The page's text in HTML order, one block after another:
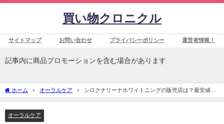
買い物クロニクル
サイトマップ お問い合わせ プライバシーポリシー 運営者情報！
記事内に商品プロモーションを含む場合があります
ホーム オーラルケア
シロクナリーナホワイトニングの販売店は？最安値で
買うならココ！
オーラルケア